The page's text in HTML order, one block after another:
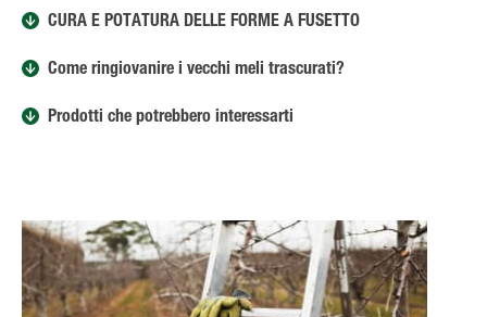
CURA E POTATURA DELLE FORME A FUSETTO
Come ringiovanire i vecchi meli trascurati?
Prodotti che potrebbero interessarti